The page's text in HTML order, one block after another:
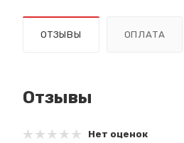
ОТЗЫВЫ ОПЛАТА
Отзывы
Нет оценок